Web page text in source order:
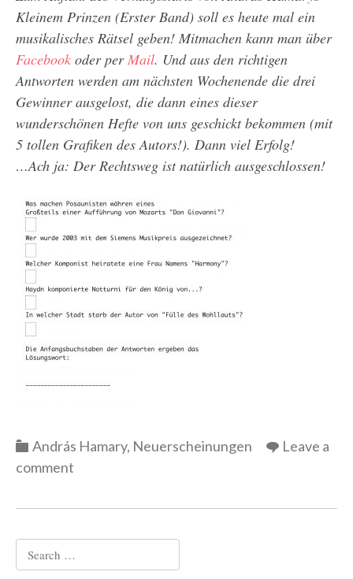
Kleinem Prinzen (Erster Band) soll es heute mal ein
musikalisches Rätsel geben! Mitmachen kann man über
Facebook oder perMail. Und aus den richtigen
Antworten werden am nächsten Wochenende die drei
Gewinner ausgelost, die dann eines dieser
wunderschönen Hefte von uns geschickt bekommen (mit
5 tollen Grafiken des Autors!). Dann viel Erfolg!
…Ach ja: Der Rechtsweg ist natürlich ausgeschlossen!
Categories
András Hamary, Neuerscheinungen
Leave a
comment
for: